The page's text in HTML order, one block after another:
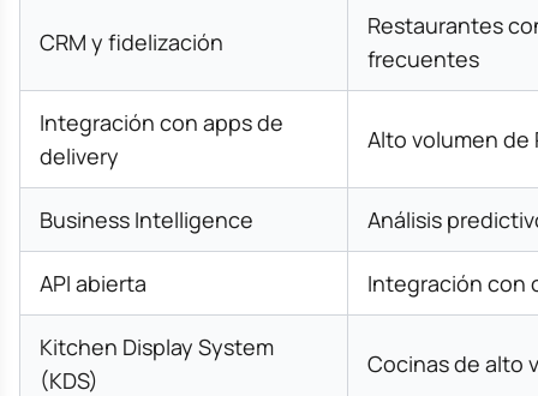
CRM y fidelización
Restaurantes
frecuentes
Integración con apps de
delivery
Alto volumen de
Business Intelligence Análisis
API abierta Integración con
Kitchen Display System
(KDS)
Cocinas de alto